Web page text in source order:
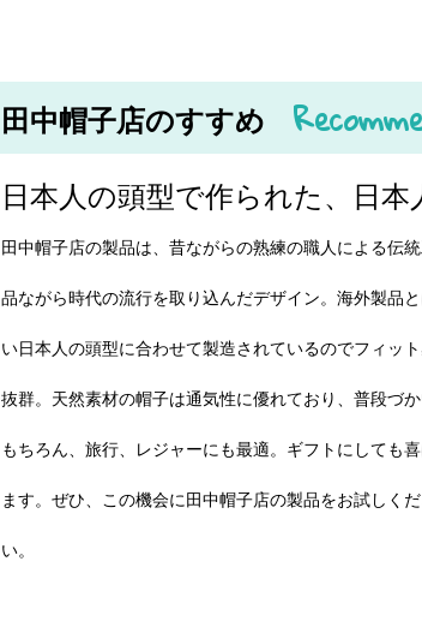
田中帽子店のすすめ
日本人の頭型で作られた、日
田中帽子店の製品は、昔ながらの熟練の職人による伝
品ながら時代の流行を取り込んだデザイン。海外製品
い日本人の頭型に合わせて製造されているのでフィッ
抜群。天然素材の帽子は通気性に優れており、普段づ
もちろん、旅行、レジャーにも最適。ギフトにしても
ます。ぜひ、この機会に田中帽子店の製品をお試しくだ
い。